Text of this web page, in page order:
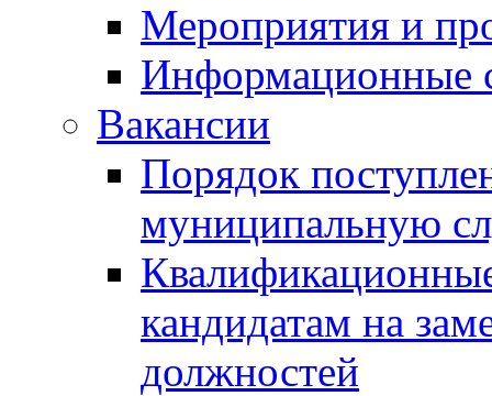
Мероприятия и
Информационные
Вакансии
Порядок
муниципальную
кандидатам на
должностей